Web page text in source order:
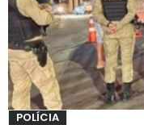
POLÍCIA